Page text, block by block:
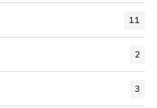
11
2
3